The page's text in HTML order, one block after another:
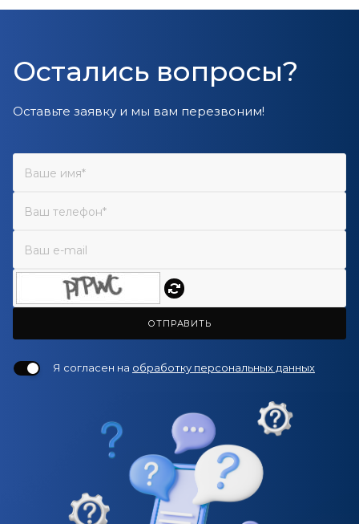
Остались вопросы?
Оставьте заявку и мы вам перезвоним!
ОТПРАВИТЬ
Я согласен на обработку персональных данных